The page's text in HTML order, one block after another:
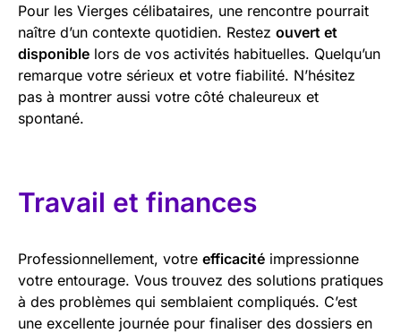
Pour les Vierges célibataires, une rencontre pourrait
naître d’un contexte quotidien. Restez ouvert et
disponible lors de vos activités habituelles. Quelqu’un
remarque votre sérieux et votre fiabilité. N’hésitez
pas à montrer aussi votre côté chaleureux et
spontané.
Travail et finances
Professionnellement, votre efficacité impressionne
votre entourage. Vous trouvez des solutions pratiques
à des problèmes qui semblaient compliqués. C’est
une excellente journée pour finaliser des dossiers en